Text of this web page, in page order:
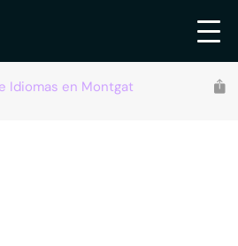
Idiomas en Montgat